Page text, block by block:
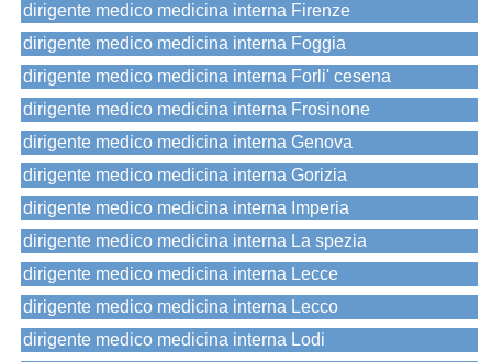
dirigente medico medicina interna Firenze
dirigente medico medicina interna Foggia
dirigente medico medicina interna Forli' cesena
dirigente medico medicina interna Frosinone
dirigente medico medicina interna Genova
dirigente medico medicina interna Gorizia
dirigente medico medicina interna Imperia
dirigente medico medicina interna La spezia
dirigente medico medicina interna Lecce
dirigente medico medicina interna Lecco
dirigente medico medicina interna Lodi